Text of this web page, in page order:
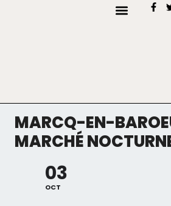
MARCQ-EN-
MARCHÉ
03
OCT